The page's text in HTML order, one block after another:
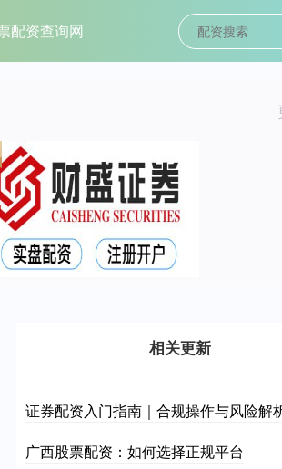
配资查询网
相关更新
证券配资入门指南｜合规操作与风险解
广西股票配资：如何选择正规平台